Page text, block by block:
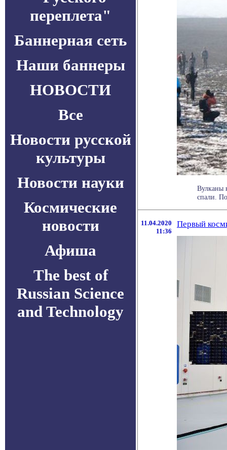
переплета"
Баннерная сеть
Наши баннеры
НОВОСТИ
Все
Новости русской
культуры
Новости науки
Космические
новости
Афиша
The best of
Russian Science
and Technology
Вулканы
спали.
11.04.2020
11:36
Первый